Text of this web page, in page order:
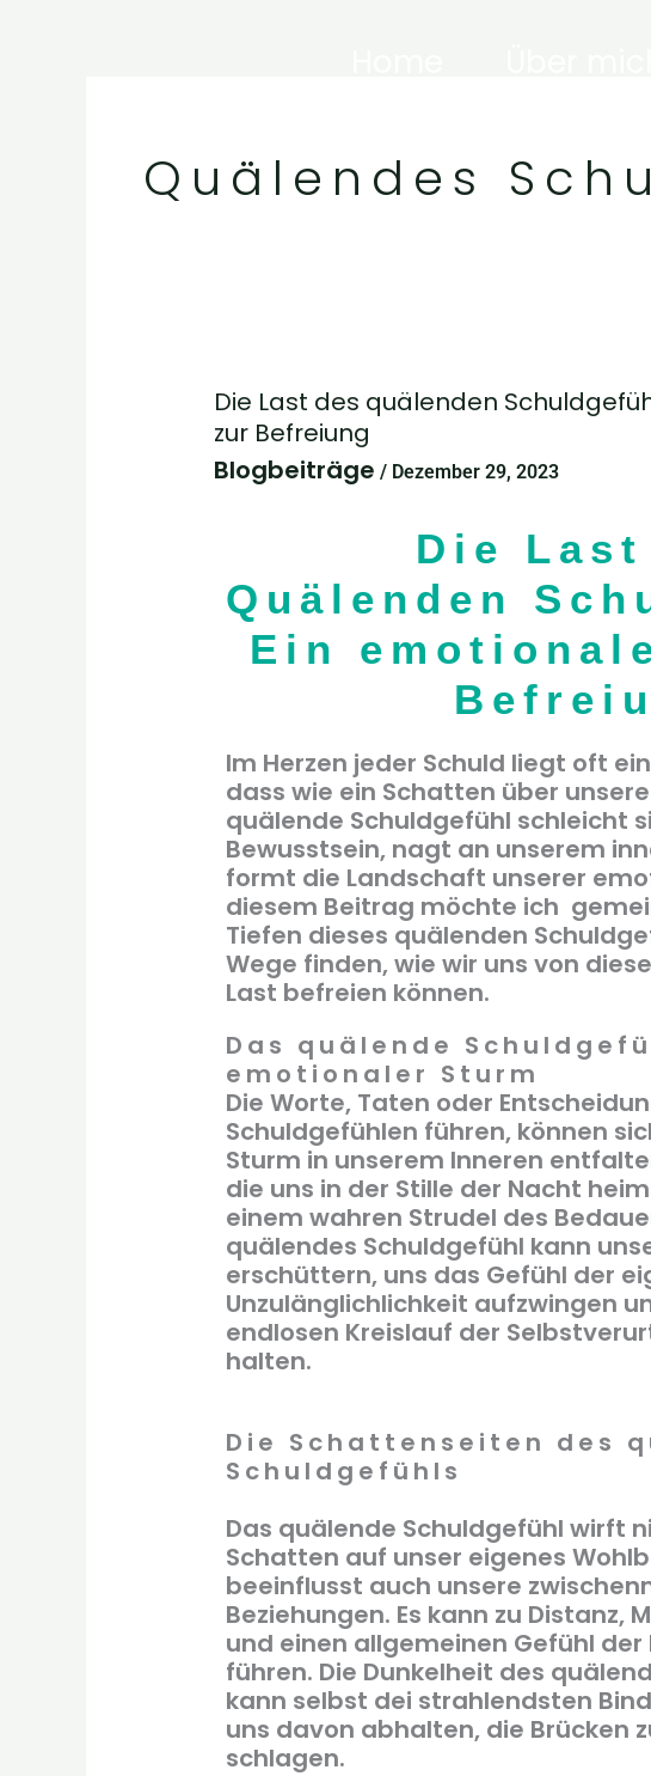
Quälendes
Die Last des quälenden
zur Befreiung
Blogbeiträge / Dezember 29, 2023
Die Last
Quälenden
Ein
Im Herzen jeder Schuld liegt oft
dass wie ein Schatten über
quälende Schuldgefühl schleicht
Bewusstsein, nagt an unserem
formt die Landschaft unserer
diesem Beitrag möchte ich
Tiefen dieses quälenden
Wege finden, wie wir uns von
Last befreien können.
Das quälende
emotionaler Sturm
Die Worte, Taten oder
Schuldgefühlen führen, können
Sturm in unserem Inneren
die uns in der Stille der Nacht
einem wahren Strudel des
quälendes Schuldgefühl kann
erschüttern, uns das Gefühl der
Unzulänglichlichkeit aufzwingen
endlosen Kreislauf der
halten.
Die Schattenseiten des
Schuldgefühls
Das quälende Schuldgefühl wirft
Schatten auf unser eigenes
beeinflusst auch unsere
Beziehungen. Es kann zu Distanz,
und einen allgemeinen Gefühl
führen. Die Dunkelheit des
kann selbst dei strahlendsten
uns davon abhalten, die Brücken
schlagen.
Die
Last
des
Schuldgefühls:
Ein
emotionaler
zur
Befreiung